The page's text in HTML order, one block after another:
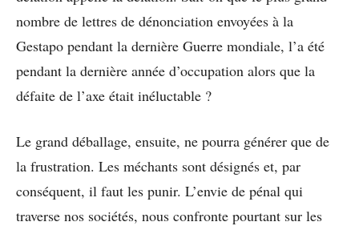
nombre de lettres de dénonciation envoyées à la
Gestapo pendant la dernière Guerre mondiale, l’a été
pendant la dernière année d’occupation alors que la
défaite de l’axe était inéluctable ?
Le grand déballage, ensuite, ne pourra générer que de
la frustration. Les méchants sont désignés et, par
conséquent, il faut les punir. L’envie de pénal qui
traverse nos sociétés, nous confronte pourtant sur les